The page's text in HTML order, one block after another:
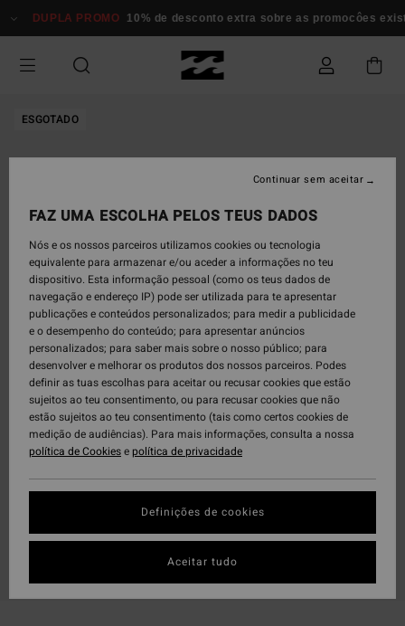
para
informação
DUPLA PROMO 10% de desconto extra sobre as promocôes
ESGOTADO
FAZ UMA ESCOLHA PELOS TEUS DADOS
Nós e os nossos parceiros utilizamos cookies ou tecnologia
equivalente para armazenar e/ou aceder a informações no teu
dispositivo. Esta informação pessoal (como os teus dados de
navegação e endereço IP) pode ser utilizada para te apresentar
publicações e conteúdos personalizados; para medir a publicidade
e o desempenho do conteúdo; para apresentar anúncios
personalizados; para saber mais sobre o nosso público; para
desenvolver e melhorar os produtos dos nossos parceiros. Podes
definir as tuas escolhas para aceitar ou recusar cookies que estão
sujeitos ao teu consentimento, ou para recusar cookies que não
estão sujeitos ao teu consentimento (tais como certos cookies de
medição de audiências). Para mais informações, consulta a nossa
política de Cookiesepolítica de privacidade
Definições de cookies
Continuar sem aceitar
Aceitar tudo